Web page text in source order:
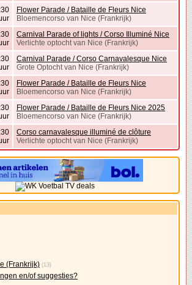
Flower Parade / Bataille de Fleurs Nice
Bloemencorso van Nice (Frankrijk)
Carnival Parade of lights / Corso Illuminé Nice
Verlichte optocht van Nice (Frankrijk)
Carnival Parade / Corso Carnavalesque Nice
Grote Optocht van Nice (Frankrijk)
Flower Parade / Bataille de Fleurs Nice
Bloemencorso van Nice (Frankrijk)
Flower Parade / Bataille de Fleurs Nice 2025
Bloemencorso van Nice (Frankrijk)
Corso carnavalesque illuminé de clôture
Verlichte optocht van Nice (Frankrijk)
(Frankrijk) (13)
en/of suggesties?